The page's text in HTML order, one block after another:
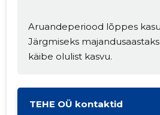
Aruandeperiood lõppes
Järgmiseks
käibe olulist kasvu.
TEHE OÜ kontaktid